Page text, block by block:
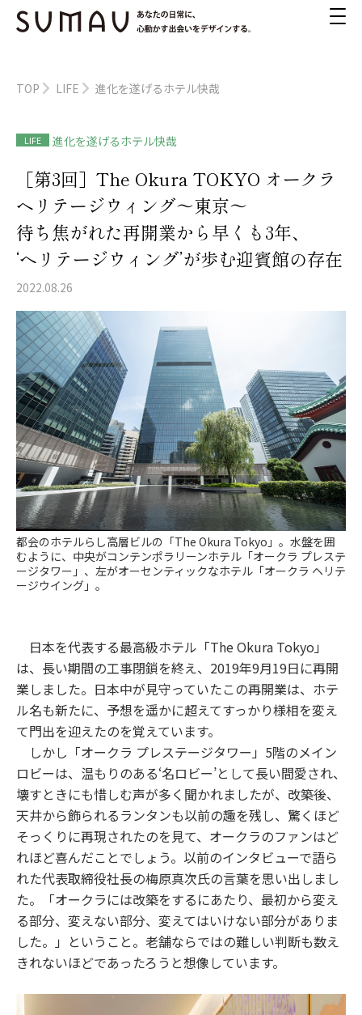
TOP LIFE 進化を遂げるホテル快哉
LIFE 進化を遂げるホテル快哉
［第3回］The Okura TOKYO オークラ
ヘリテージウィング～東京～
待ち焦がれた再開業から早くも3年、
‘ヘリテージウィング’が歩む迎賓館の存在
2022.08.26
都会のホテルらし高層ビルの「The Okura Tokyo」。水盤を囲
むように、中央がコンテンポラリーンホテル「オークラ プレステ
ージタワー」、左がオーセンティックなホテル「オークラ ヘリテ
ージウイング」。
日本を代表する最高級ホテル「The Okura Tokyo」
は、長い期間の工事閉鎖を終え、2019年9月19日に再開
業しました。日本中が見守っていたこの再開業は、ホテ
ル名も新たに、予想を遥かに超えてすっかり様相を変え
て門出を迎えたのを覚えています。
しかし「オークラ プレステージタワー」5階のメイン
ロビーは、温もりのある‘名ロビー’として長い間愛され、
壊すときにも惜しむ声が多く聞かれましたが、改築後、
天井から飾られるランタンも以前の趣を残し、驚くほど
そっくりに再現されたのを見て、オークラのファンはど
れほど喜んだことでしょう。以前のインタビューで語ら
れた代表取締役社長の梅原真次氏の言葉を思い出しまし
た。「オークラには改築をするにあたり、最初から変え
る部分、変えない部分、変えてはいけない部分がありま
した。」ということ。老舗ならではの難しい判断も数え
きれないほどであったろうと想像しています。